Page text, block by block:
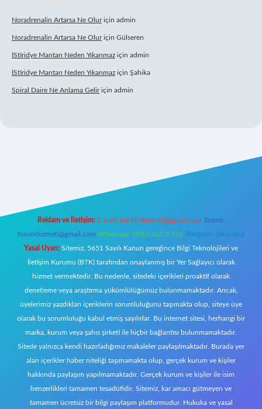
Noradrenalin Artarsa Ne Oluriçin admin
Noradrenalin Artarsa Ne Oluriçin Gülseren
İStiridye Mantarı Neden Yıkanmaz için admin
İStiridye Mantarı Neden Yıkanmaz için Şahika
Spiral Daire Ne Anlama Geliriçin admin
Reklam ve İletişim: E-mail: backlinkpaneli@gmail.com Teams:
forumhizmeti@gmail.com Whatsapp: 0262 606 0 726 Telegram: @karabul
Yasal Uyarı: Sitemiz, 5651 Sayılı Kanun gereğince Bilgi Teknolojileri ve
İletişim Kurumu (BTK) tarafından onaylanmış bir Yer Sağlayıcı olarak
hizmet vermektedir. Bu nedenle, sitedeki içerikleri proaktif olarak
denetleme veya araştırma yükümlülüğümüz bulunmamaktadır. Ancak,
üyelerimiz yazdıkları içeriklerin sorumluluğunu taşımakta olup, siteye üye
olarak bu sorumluluğu kabul etmiş sayılırlar. Bu internet sitesi, herhangi bir
marka, kurum veya şahıs şirketi ile hiçbir bağlantısı bulunmamaktadır.
Sitede yalnızca kendi hazırladığımız makaleler paylaşılmaktadır. Burada yer
alan içerikler haber niteliği taşımamakta olup, gerçek kurum ve kişiler
hakkında paylaşım yapılmamaktadır. Gerçek kurum ve kişiler ile isim
benzerlikleri tamamen tesadüfidir. Sitemiz, kar amacı gütmeyen ve
tamamen ücretsiz bir bilgi paylaşım platformudur. Hukuka ve yasal